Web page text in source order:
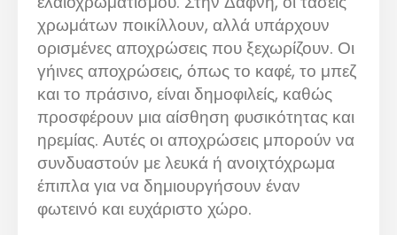
χρωμάτων ποικίλλουν, αλλά υπάρχουν
ορισμένες αποχρώσεις που ξεχωρίζουν. Οι
γήινες αποχρώσεις, όπως το καφέ, το μπεζ
και το πράσινο, είναι δημοφιλείς, καθώς
προσφέρουν μια αίσθηση φυσικότητας και
ηρεμίας. Αυτές οι αποχρώσεις μπορούν να
συνδυαστούν με λευκά ή ανοιχτόχρωμα
έπιπλα για να δημιουργήσουν έναν
φωτεινό και ευχάριστο χώρο.